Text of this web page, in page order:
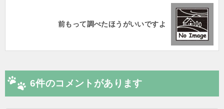
前もって調べたほうがいいですよ
6件のコメントがあります